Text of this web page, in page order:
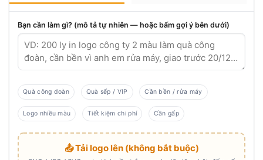
Bạn cần làm gì? (mô tả tự nhiên — hoặc bấm gợi ý bên dưới)
Quà công đoàn Quà sếp / VIP Cần bền / rửa máy
Logo nhiều màu Tiết kiệm chi phí Cần gấp
📤 Tải logo lên (không bắt buộc)